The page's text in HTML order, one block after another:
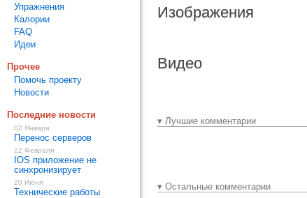
Изображения
Видео
▾ Лучшие комментарии
▾ Остальные комментарии
Упражнения
Калории
FAQ
Идеи
Прочее
Помочь проекту
Новости
Последние новости
02 Января
Перенос серверов
22 Февраля
IOS приложение не
синхронизирует
20 Июня
Технические работы